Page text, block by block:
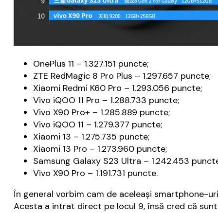
OnePlus 11 – 1.327.151 puncte;
ZTE RedMagic 8 Pro Plus – 1.297.657 puncte;
Xiaomi Redmi K60 Pro – 1.293.056 puncte;
Vivo iQOO 11 Pro – 1.288.733 puncte;
Vivo X90 Pro+ – 1.285.889 puncte;
Vivo iQOO 11 – 1.279.377 puncte;
Xiaomi 13 – 1.275.735 puncte;
Xiaomi 13 Pro – 1.273.960 puncte;
Samsung Galaxy S23 Ultra – 1.242.453
Vivo X90 Pro – 1.191.731 puncte.
În general vorbim cam de aceleaşi smartphone-
Acesta a intrat direct pe locul 9, însă cred că